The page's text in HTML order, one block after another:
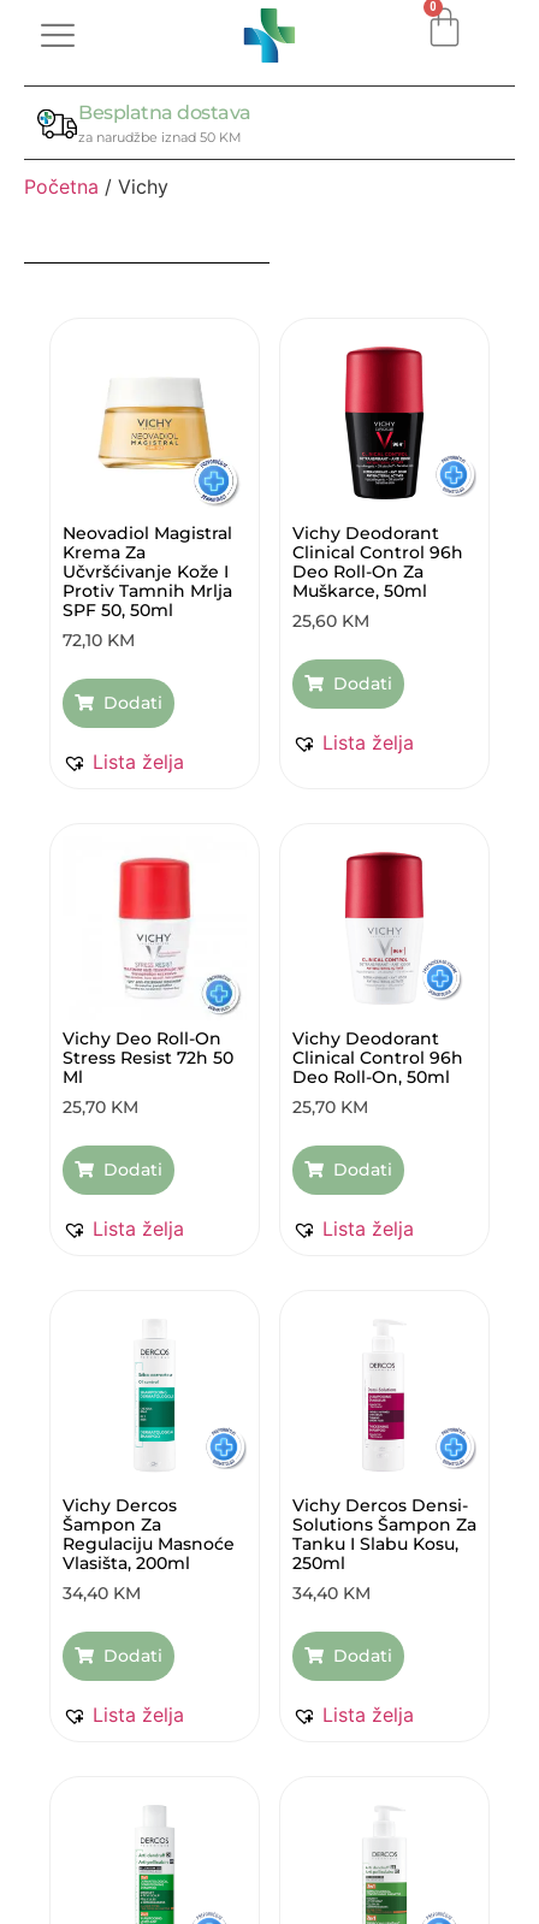
0
Besplatna dostava
za narudžbe iznad 50 KM
Početna / Vichy
Neovadiol Magistral
Krema Za
Učvršćivanje Kože I
Protiv Tamnih Mrlja
SPF 50, 50ml
72,10 KM
Dodati
Lista želja
Vichy Deodorant
Clinical Control 96h
Deo Roll-On Za
Muškarce, 50ml
25,60 KM
Dodati
Lista želja
Vichy Deo Roll-On
Stress Resist 72h 50
Ml
25,70 KM
Dodati
Lista želja
Vichy Deodorant
Clinical Control 96h
Deo Roll-On, 50ml
25,70 KM
Dodati
Lista želja
Vichy Dercos
Šampon Za
Regulaciju Masnoće
Vlasišta, 200ml
34,40 KM
Dodati
Lista želja
Vichy Dercos Densi-
Solutions Šampon Za
Tanku I Slabu Kosu,
250ml
34,40 KM
Dodati
Lista želja